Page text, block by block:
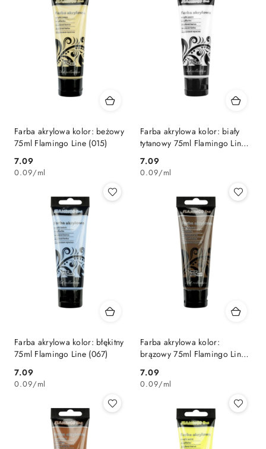
Farba akrylowa kolor: beżowy
75ml Flamingo Line (015)
Cena:
7.09
0.09/ml
Farba akrylowa kolor: biały
tytanowy 75ml Flamingo Line
(001)
Cena:
7.09
0.09/ml
Farba akrylowa kolor: błękitny
75ml Flamingo Line (067)
Cena:
7.09
0.09/ml
Farba akrylowa kolor:
brązowy 75ml Flamingo Line
Cena:
7.09
0.09/ml